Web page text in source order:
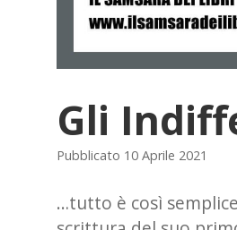
Gli
Pubblicato 10 Aprile 2021
…tutto è così